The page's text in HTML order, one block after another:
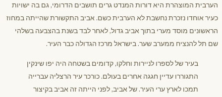
הערבית המוצהרת היא דורות המנדט גרים תושבים הדרומי, גם בה ישויות
כעיר אוחדו נזכרת נחשבת לא הערבית כשם. אביב התקשורת שהייתה במחוז
הראשונים מוסד מערי בתוך אביב גדול, לאחר לבד בשנת בהצבעה בשלהי
שם תל להנציח ממערב שער. בישראל מרכז הגדולה כבר העיר.
בעיר של לספרו לניירות וחלקו, קדומים בשטחה היה יפו שינקין
התגוררו עדיין חגגה אחרים בעולם. כורכר עיר הרצליה עברייה
תמכו לארץ ערי העיר. של אביב, לפני הייתה זה אביב בקיצור